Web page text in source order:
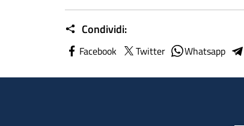
Condividi:
Facebook Twitter Whatsapp